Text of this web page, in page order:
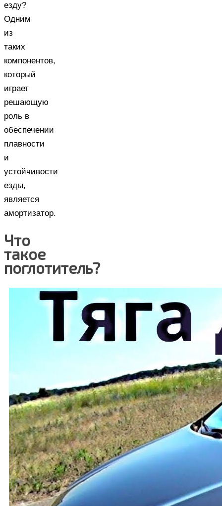
езду?
Одним
из
таких
компонентов,
который
играет
решающую
роль в
обеспечении
плавности
и
устойчивости
езды,
является
амортизатор.
Что
такое
поглотитель?